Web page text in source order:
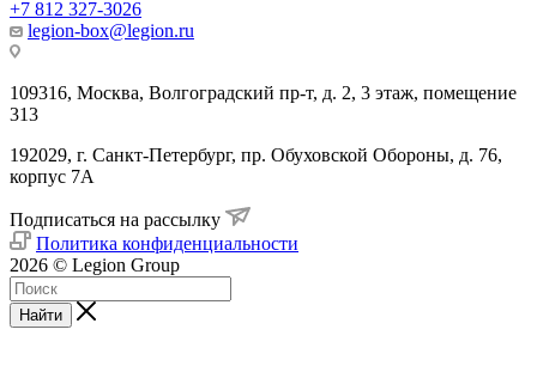
+7 812 327-3026
legion-box@legion.ru
109316, Москва, Волгоградский пр-т, д. 2, 3 этаж, помещение
313
192029, г. Санкт-Петербург, пр. Обуховской Обороны, д. 76,
корпус 7А
Подписаться на рассылку
Политика конфиденциальности
2026 © Legion Group
Найти